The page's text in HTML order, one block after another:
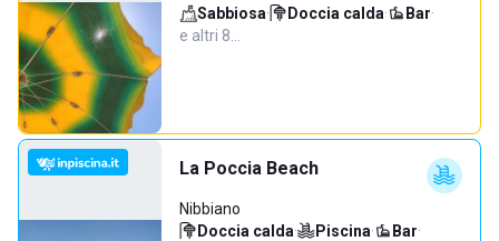
Sabbiosa· Doccia calda· Bar·
e altri 8…
La Poccia Beach
Nibbiano
Doccia calda· Piscina· Bar·